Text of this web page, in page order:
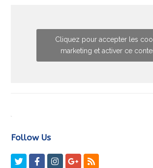
Cliquez pour accepter les
marketing et activer ce
Follow Us
TwitterFacebookInstagramGooglePlus
RSS